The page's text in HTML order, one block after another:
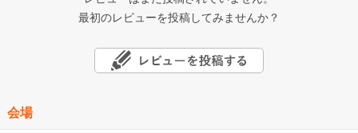
最初のレビューを投稿してみませんか？
会場